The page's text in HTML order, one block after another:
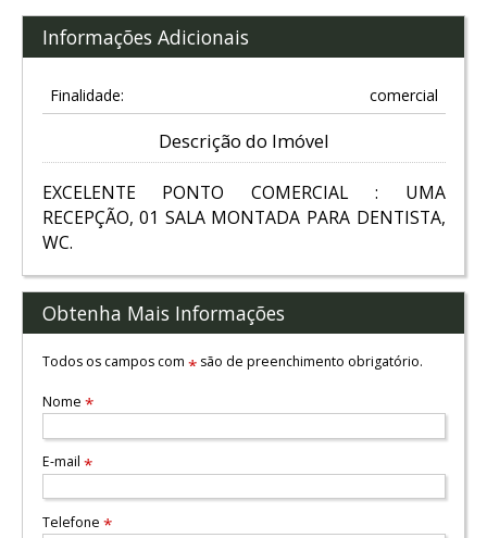
Informações Adicionais
Finalidade: comercial
Descrição do Imóvel
EXCELENTE PONTO COMERCIAL : UMA
RECEPÇÃO, 01 SALA MONTADA PARA DENTISTA,
WC.
Obtenha Mais Informações
Todos os campos com *são de preenchimento obrigatório.
Nome *
E-mail *
Telefone *